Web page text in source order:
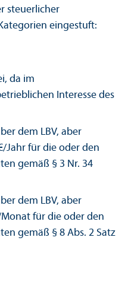
steuerlicher
eingestuft:
da im
Interesse des
dem LBV, aber
Jahr für die oder den
gemäß § 3 Nr. 34
dem LBV, aber
für die oder den
gemäß § 8 Abs. 2 Satz